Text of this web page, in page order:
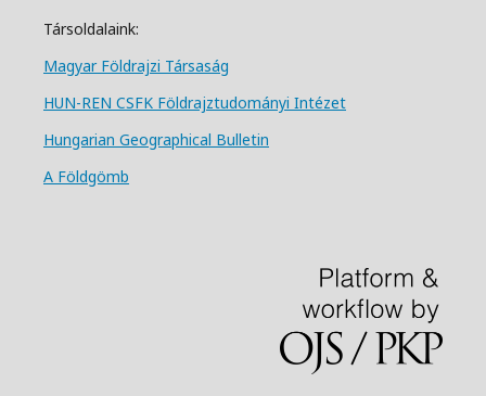
Társoldalaink:
Magyar Földrajzi Társaság
HUN-REN CSFK Földrajztudományi Intézet
Hungarian Geographical Bulletin
A Földgömb